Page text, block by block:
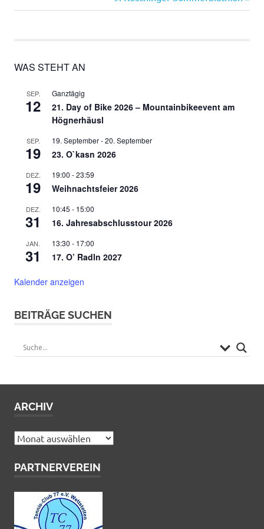
Beitrag:
WAS STEHT AN
SEP.
12
Ganztägig
21. Day of Bike 2026 – Mountainbikeevent am
Högnerhäusl
SEP.
19
19. September-20. September
23. O`kasn 2026
DEZ.
19
19:00 -23:59
Weihnachtsfeier 2026
DEZ.
31
10:45 - 15:00
16. Jahresabschlusstour 2026
JAN.
31
13:30 - 17:00
17. O’ Radln 2027
Kalender anzeigen
BEITRÄGE SUCHEN
ARCHIV
Archiv
PARTNERVEREIN